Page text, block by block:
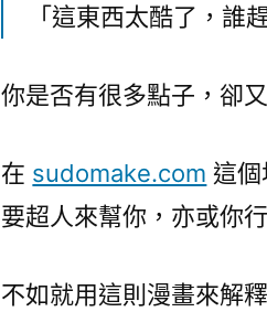
「這東西太酷了，誰
你是否有很多點子，卻
在 sudomake.com 這
要超人來幫你，亦或你
不如就用這則漫畫來解